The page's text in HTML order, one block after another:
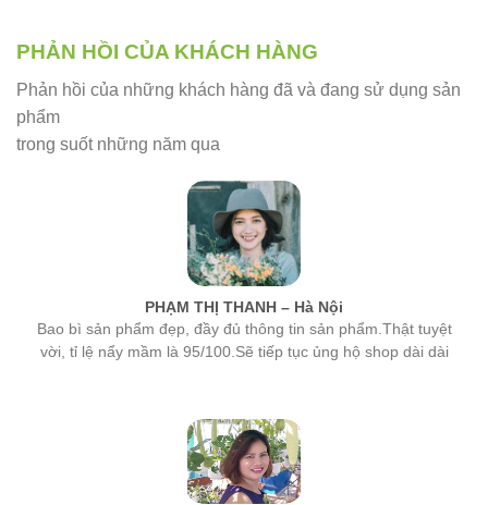
Phản hồi của những khách hàng đã và đang sử dụng sản
phẩm
trong suốt những năm qua
PHẠM THỊ THANH – Hà Nội
Bao bì sản phẩm đẹp, đầy đủ thông tin sản phẩm.Thật tuyệt
vời, tỉ lệ nẩy mầm là 95/100.Sẽ tiếp tục ủng hộ shop dài dài
NGUYỄN THỊ MAI – Nam Định